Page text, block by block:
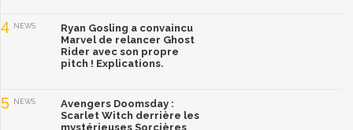
4 NEWS
Ryan Gosling a convaincu
Marvel de relancer Ghost
Rider avec son propre
pitch ! Explications.
5 NEWS
Avengers Doomsday :
Scarlet Witch derrière les
mystérieuses Sorcières